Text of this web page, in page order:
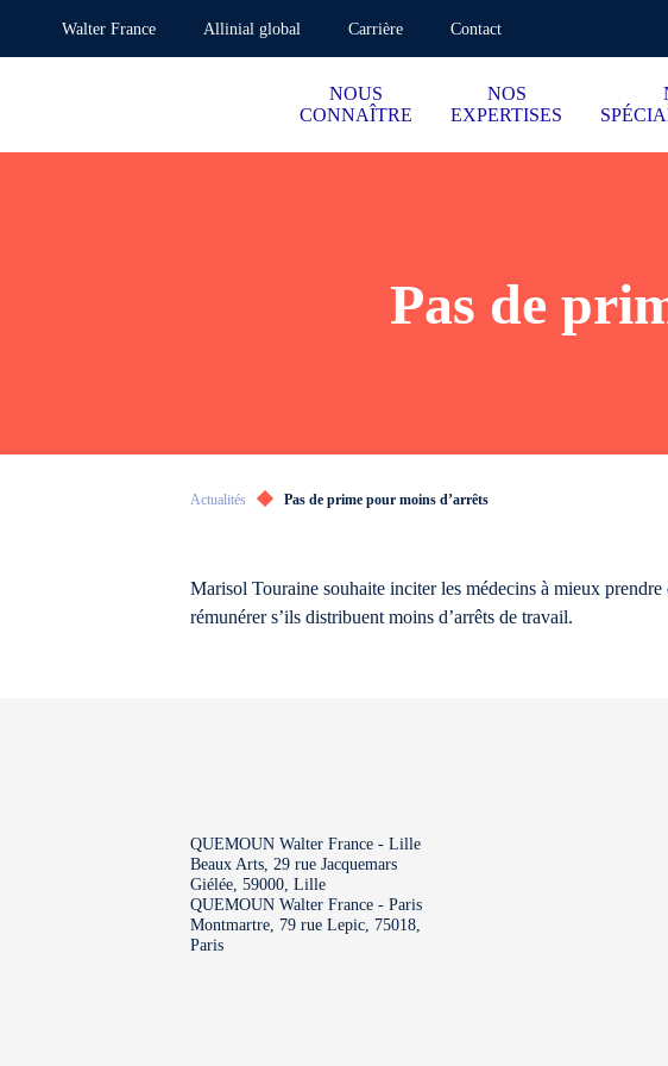
Walter France Allinial global Carrière Contact
NOUS
CONNAÎTRE
NOS
EXPERTISES
Pas de
Actualités Pas de prime pour moins d’arrêts
Marisol Touraine souhaite inciter les médecins à mieux
rémunérer s’ils distribuent moins d’arrêts de travail.
QUEMOUN Walter France - Lille
Beaux Arts, 29 rue Jacquemars
Giélée, 59000, Lille
QUEMOUN Walter France - Paris
Montmartre, 79 rue Lepic, 75018,
Paris